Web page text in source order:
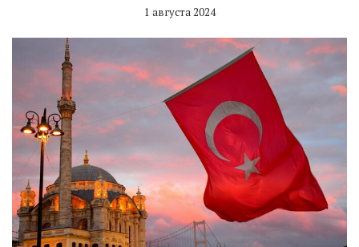
1 августа 2024